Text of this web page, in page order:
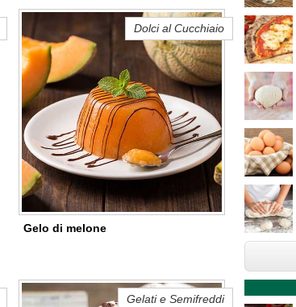
Gelo di melone
Dolci al Cucchiaio
Gelati e Semifreddi